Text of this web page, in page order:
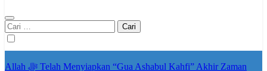
Cari
untuk:
Allah ﷻ Telah Menyiapkan “Gua Ashabul Kahfi” Akhir Zaman